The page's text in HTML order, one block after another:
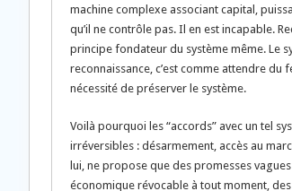
machine complexe associant capital,
qu’il ne contrôle pas. Il en est incapable.
principe fondateur du système même. Le
reconnaissance, c’est comme attendre du
nécessité de préserver le système.
Voilà pourquoi les “accords” avec un tel
irréversibles : désarmement, accès au
lui, ne propose que des promesses
économique révocable à tout moment,